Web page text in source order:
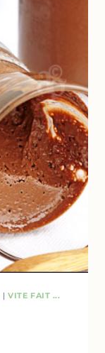
|VITE FAIT ...